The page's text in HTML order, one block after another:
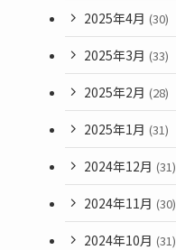
2025年4月 (30)
2025年3月 (33)
2025年2月 (28)
2025年1月 (31)
2024年12月 (31)
2024年11月 (30)
2024年10月 (31)